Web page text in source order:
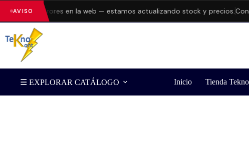
AVISO errores en la web — estamos actualizando stock y precios.
☰ EXPLORAR CATÁLOGO Inicio Tienda